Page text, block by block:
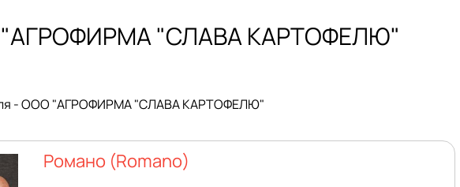
"СЛАВА КАРТОФЕЛЮ"
- ООО "АГРОФИРМА "СЛАВА КАРТОФЕЛЮ"
Романо (Romano)